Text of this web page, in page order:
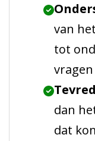
van
tot
dan
dat